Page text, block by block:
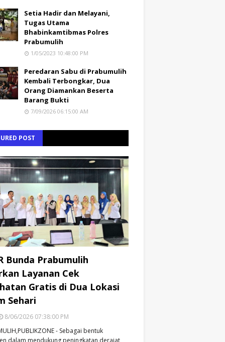
Setia Hadir dan Melayani,
Tugas Utama
Bhabinkamtibmas Polres
Prabumulih
1/05/2023 10:48:00 PM
Peredaran Sabu di Prabumulih
Kembali Terbongkar, Dua
Orang Diamankan Beserta
Barang Bukti
7/09/2026 06:15:00 AM
POST
Bunda Prabumulih
Layanan Cek
Gratis di Dua Lokasi
Sehari
8/06/2026 07:38:00 PM
- Sebagai bentuk
dalam mendukung peningkatan derajat